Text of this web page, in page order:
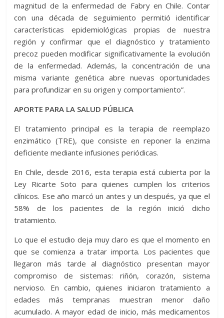
magnitud de la enfermedad de Fabry en Chile. Contar
con una década de seguimiento permitió identificar
características epidemiológicas propias de nuestra
región y confirmar que el diagnóstico y tratamiento
precoz pueden modificar significativamente la evolución
de la enfermedad. Además, la concentración de una
misma variante genética abre nuevas oportunidades
para profundizar en su origen y comportamiento”.
APORTE PARA LA SALUD PÚBLICA
El tratamiento principal es la terapia de reemplazo
enzimático (TRE), que consiste en reponer la enzima
deficiente mediante infusiones periódicas.
En Chile, desde 2016, esta terapia está cubierta por la
Ley Ricarte Soto para quienes cumplen los criterios
clínicos. Ese año marcó un antes y un después, ya que el
58% de los pacientes de la región inició dicho
tratamiento.
Lo que el estudio deja muy claro es que el momento en
que se comienza a tratar importa. Los pacientes que
llegaron más tarde al diagnóstico presentan mayor
compromiso de sistemas: riñón, corazón, sistema
nervioso. En cambio, quienes iniciaron tratamiento a
edades más tempranas muestran menor daño
acumulado. A mayor edad de inicio, más medicamentos